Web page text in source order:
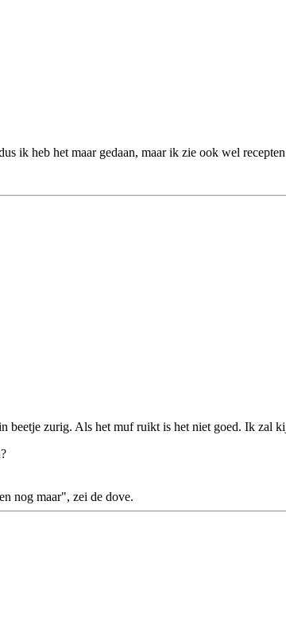
ik heb het maar gedaan, maar ik zie ook wel
zurig. Als het muf ruikt is het niet goed. Ik zal
nog maar", zei de dove.